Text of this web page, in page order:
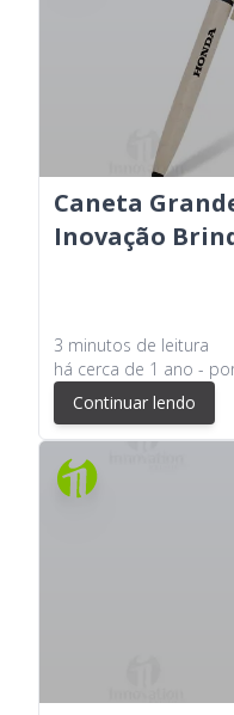
Caneta
Inovação
3 minutos de leitura
há cerca de 1 ano -
Continuar lendo